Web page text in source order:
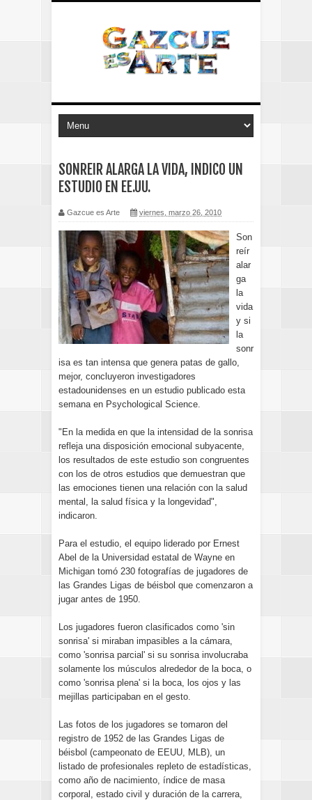
SONREIR ALARGA LA VIDA, INDICO UN
ESTUDIO EN EE.UU.
Gazcue es Arte viernes, marzo 26, 2010
Son
reír
alar
ga
la
vida
y si
la
sonr
isa es tan intensa que genera patas de gallo,
mejor, concluyeron investigadores
estadounidenses en un estudio publicado esta
semana en Psychological Science.
"En la medida en que la intensidad de la sonrisa
refleja una disposición emocional subyacente,
los resultados de este estudio son congruentes
con los de otros estudios que demuestran que
las emociones tienen una relación con la salud
mental, la salud física y la longevidad",
indicaron.
Para el estudio, el equipo liderado por Ernest
Abel de la Universidad estatal de Wayne en
Michigan tomó 230 fotografías de jugadores de
las Grandes Ligas de béisbol que comenzaron a
jugar antes de 1950.
Los jugadores fueron clasificados como 'sin
sonrisa' si miraban impasibles a la cámara,
como 'sonrisa parcial' si su sonrisa involucraba
solamente los músculos alrededor de la boca, o
como 'sonrisa plena' si la boca, los ojos y las
mejillas participaban en el gesto.
Las fotos de los jugadores se tomaron del
registro de 1952 de las Grandes Ligas de
béisbol (campeonato de EEUU, MLB), un
listado de profesionales repleto de estadísticas,
como año de nacimiento, índice de masa
corporal, estado civil y duración de la carrera,